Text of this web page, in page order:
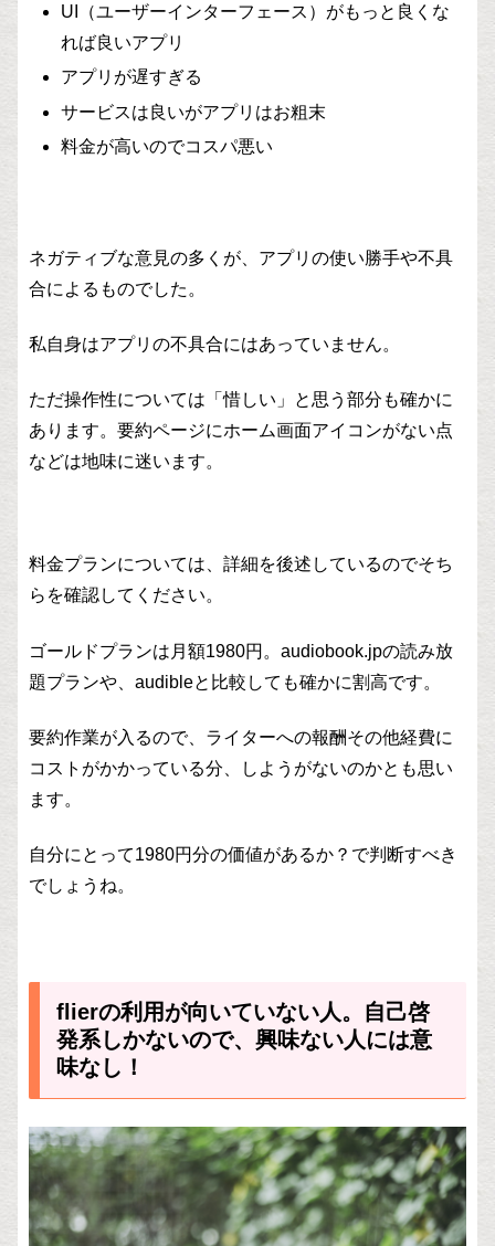
UI（ユーザーインターフェース）がもっと良くな
れば良いアプリ
アプリが遅すぎる
サービスは良いがアプリはお粗末
料金が高いのでコスパ悪い
ネガティブな意見の多くが、アプリの使い勝手や不具
合によるものでした。
私自身はアプリの不具合にはあっていません。
ただ操作性については「惜しい」と思う部分も確かに
あります。要約ページにホーム画面アイコンがない点
などは地味に迷います。
料金プランについては、詳細を後述しているのでそち
らを確認してください。
ゴールドプランは月額1980円。audiobook.jpの読み放
題プランや、audibleと比較しても確かに割高です。
要約作業が入るので、ライターへの報酬その他経費に
コストがかかっている分、しようがないのかとも思い
ます。
自分にとって1980円分の価値があるか？で判断すべき
でしょうね。
flierの利用が向いていない人。自己啓
発系しかないので、興味ない人には意
味なし！